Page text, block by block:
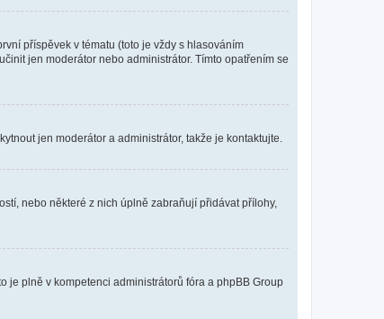
příspěvek v tématu (toto je vždy s hlasováním
jen moderátor nebo administrátor. Tímto opatřením se
jen moderátor a administrátor, takže je kontaktujte.
nebo některé z nich úplně zabraňují přidávat přílohy,
je plně v kompetenci administrátorů fóra a phpBB Group